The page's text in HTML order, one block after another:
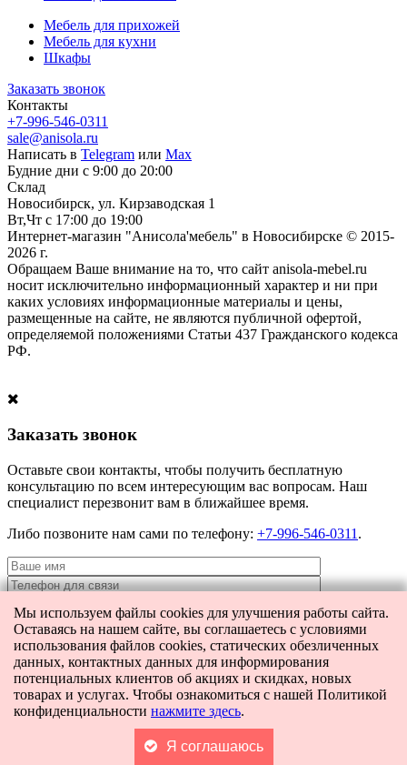
Мебель для прихожей
Мебель для кухни
Шкафы
Заказать звонок
Контакты
+7-996-546-0311
sale@anisola.ru
Написать в Telegram или Max
Будние дни с 9:00 до 20:00
Склад
Новосибирск, ул. Кирзаводская 1
Вт,Чт с 17:00 до 19:00
Интернет-магазин "Анисола'мебель" в Новосибирске © 2015-
2026 г.
Обращаем Ваше внимание на то, что сайт anisola-mebel.ru
носит исключительно информационный характер и ни при
каких условиях информационные материалы и цены,
размещенные на сайте, не являются публичной офертой,
определяемой положениями Статьи 437 Гражданского кодекса
РФ.
Заказать звонок
Оставьте свои контакты, чтобы получить бесплатную
консультацию по всем интересующим вас вопросам. Наш
специалист перезвонит вам в ближайшее время.
Либо позвоните нам сами по телефону: +7-996-546-0311 .
Я даю согласие наобработку персональных данныхи согласие на
передачу этих данных третьим лицам.
[contact-form-7 404 "Not Found"]
Поиск
Мы используем файлы cookies для улучшения работы сайта.
Оставаясь на нашем сайте, вы соглашаетесь с условиями
использования файлов cookies, статических обезличенных
данных, контактных данных для информирования
потенциальных клиентов об акциях и скидках, новых
товарах и услугах. Чтобы ознакомиться с нашей Политикой
конфиденциальности нажмите здесь.
Я соглашаюсь